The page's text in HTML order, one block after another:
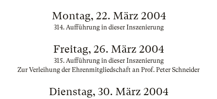
Montag, 22. März 2004
314. Aufführung in dieser Inszenierung
Freitag, 26. März 2004
315. Aufführung in dieser Inszenierung
Zur Verleihung der Ehrenmitgliedschaft an Prof. Peter Schneider
Dienstag, 30. März 2004